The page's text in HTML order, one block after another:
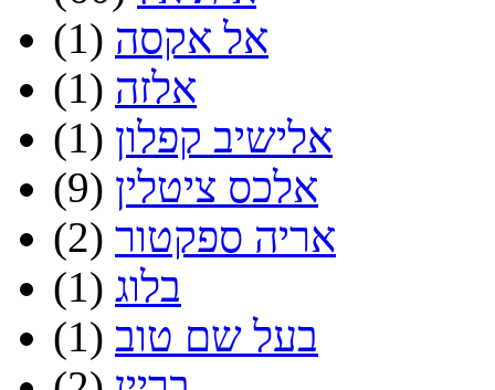
אל אקסה (1)
אלזה (1)
אלישיב קפלון (1)
אלכס ציטלין (9)
אריה ספקטור (2)
בלוג (1)
בעל שם טוב (1)